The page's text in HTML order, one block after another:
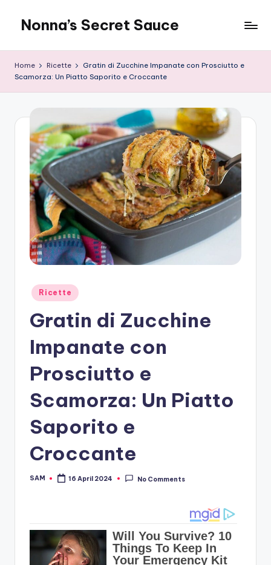
content
Nonna’s Secret Sauce
Home Ricette
Gratin di Zucchine Impanate con Prosciutto e
Scamorza: Un Piatto Saporito e Croccante
Posted
in
Ricette
Gratin di Zucchine
Impanate con
Prosciutto e
Scamorza: Un Piatto
Saporito e
Croccante
Posted
SAM 16 April 2024 No Comments